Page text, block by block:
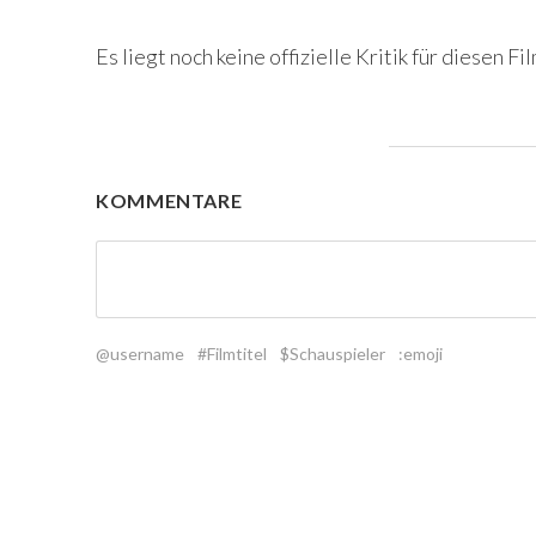
Es liegt noch keine offizielle Kritik für diesen
KOMMENTARE
@username #Filmtitel $Schauspieler :emoji